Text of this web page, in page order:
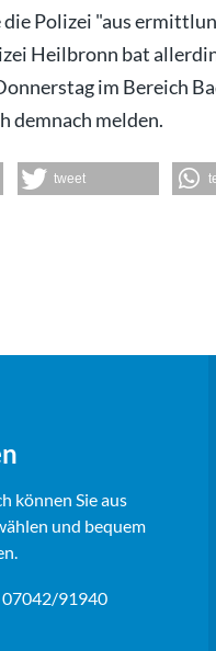
Polizei "aus
Heilbronn bat
im Bereich
demnach melden.
tweet
können Sie aus
und bequem
07042/91940